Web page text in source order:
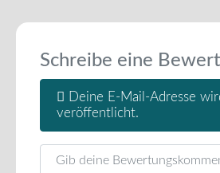
Schreibe eine
Deine E-Mail-Adresse
veröffentlicht.
Rezensionstext